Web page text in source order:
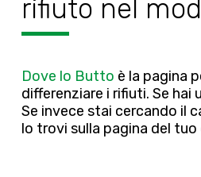
rifiuto nel
Dove lo Butto è la pagina
differenziare i rifiuti. Se hai
Se invece stai cercando il
lo trovi sulla pagina del tuo